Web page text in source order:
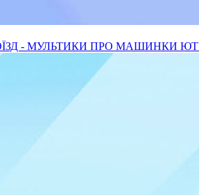
- МУЛЬТИКИ ПРО МАШИНКИ